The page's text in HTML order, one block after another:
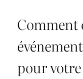
pour